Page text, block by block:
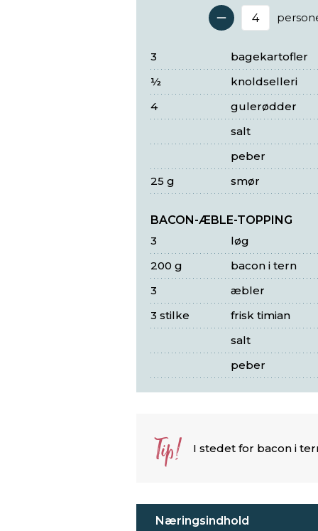
Antal
bagekartofler
3
knoldselleri
½
gulerødder
4
salt
peber
smør
25 g
BACON-ÆBLE-TOPPING
løg
3
bacon i tern
200 g
æbler
3
frisk timian
3 stilke
salt
peber
Tip! I stedet for bacon i
Næringsindhold